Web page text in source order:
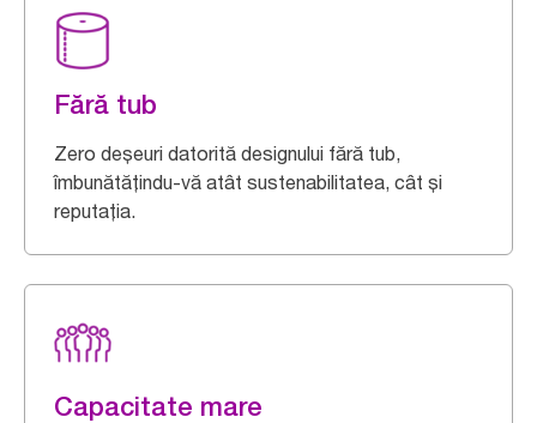
Fără tub
Zero deșeuri datorită designului fără tub,
îmbunătățindu-vă atât sustenabilitatea, cât și
reputația.
Capacitate mare